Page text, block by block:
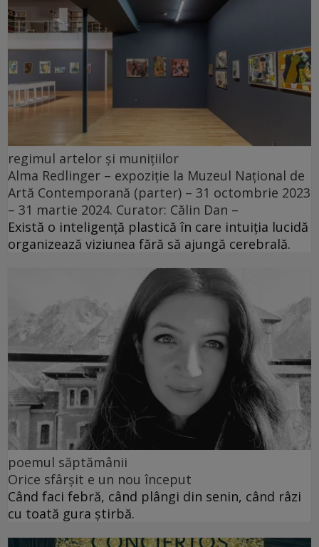
regimul artelor și munițiilor
Alma Redlinger – expoziție la Muzeul Național de
Artă Contemporană (parter) – 31 octombrie 2023
– 31 martie 2024. Curator: Călin Dan –
Există o inteligență plastică în care intuiția lucidă
organizează viziunea fără să ajungă cerebrală.
poemul săptămânii
Orice sfârșit e un nou început
Când faci febră, când plângi din senin, când râzi
cu toată gura știrbă.